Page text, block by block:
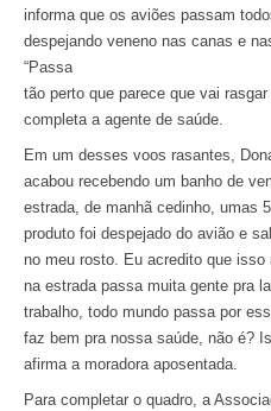
informa que os aviões passam
despejando veneno nas canas e
“Passa
tão perto que parece que vai
completa a agente de saúde.
Em um desses voos rasantes,
acabou recebendo um banho de
estrada, de manhã cedinho, umas
produto foi despejado do avião e
no meu rosto. Eu acredito que
na estrada passa muita gente pra
trabalho, todo mundo passa por
faz bem pra nossa saúde, não é?
afirma a moradora aposentada.
Para completar o quadro, a